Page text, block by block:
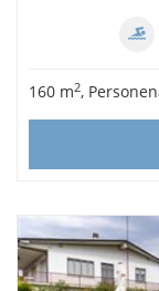
Bardolino
Pacengo di
4
6
160 m2,